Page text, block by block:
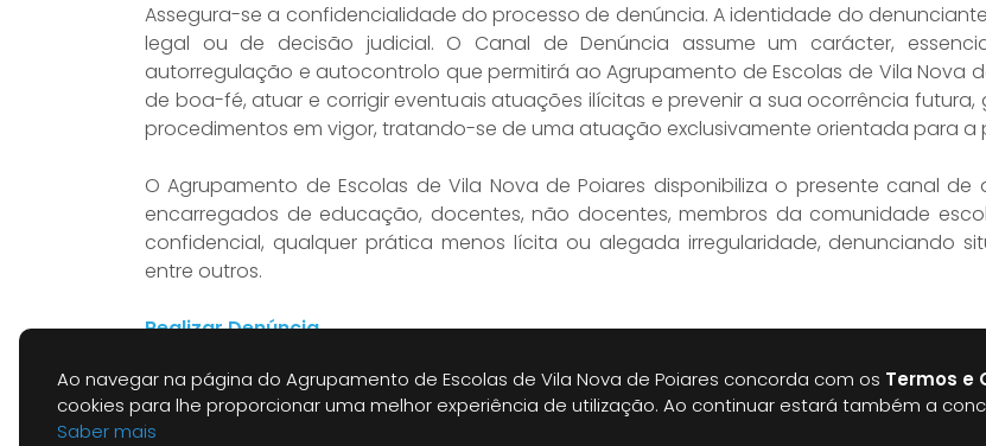
Assegura-se a confidencialidade do processo de denúncia. A identidade do
legal ou de decisão judicial. O Canal de Denúncia assume um carácter,
autorregulação e autocontrolo que permitirá ao Agrupamento de Escolas de Vila Nova
de boa-fé, atuar e corrigir eventuais atuações ilícitas e prevenir a sua ocorrência
procedimentos em vigor, tratando-se de uma atuação exclusivamente orientada para a
O Agrupamento de Escolas de Vila Nova de Poiares disponibiliza o presente canal
encarregados de educação, docentes, não docentes, membros da comunidade
confidencial, qualquer prática menos lícita ou alegada irregularidade, denunciando
entre outros.
Realizar Denúncia
Pode também apresentar a denúncia para o email denuncias@aepoiares.edu.pt.
Ao navegar na página do Agrupamento de Escolas de Vila Nova de Poiares concorda com os Termos e
cookies para lhe proporcionar uma melhor experiência de utilização. Ao continuar estará também a
Saber mais